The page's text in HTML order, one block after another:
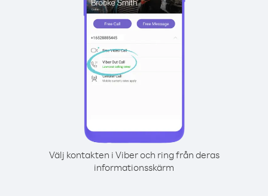
Välj kontakten i Viber och ring från deras
informationsskärm